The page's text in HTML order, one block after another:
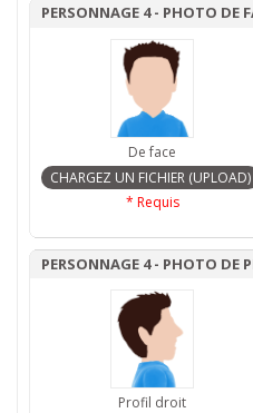
PERSONNAGE 4 - PHOTO DE
De face
* Requis
PERSONNAGE 4 - PHOTO DE
Profil droit